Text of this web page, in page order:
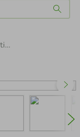
Bermuda Puma Essentials No. 1 Logo 10 Masculina